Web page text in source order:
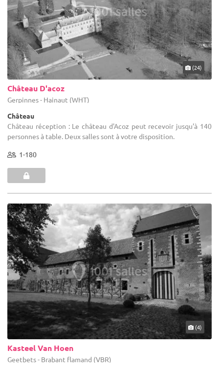
(24)
Château D'acoz
Gerpinnes - Hainaut (WHT)
Château
Château réception : Le château d'Acoz peut recevoir jusqu'à 140
personnes à table. Deux salles sont à votre disposition.
1-180
(4)
Kasteel Van Hoen
Geetbets - Brabant flamand (VBR)